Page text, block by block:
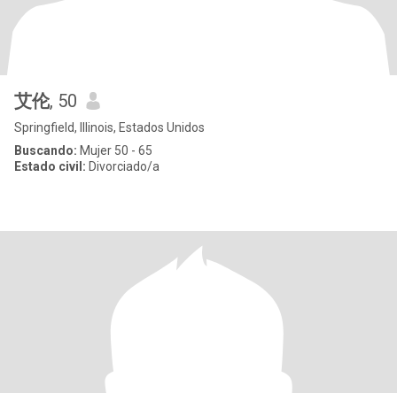
艾伦, 50
Springfield, Illinois, Estados Unidos
Buscando: Mujer 50 - 65
Estado civil: Divorciado/a